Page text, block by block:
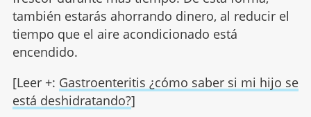
también estarás ahorrando dinero, al reducir el
tiempo que el aire acondicionado está
encendido.
[Leer +: Gastroenteritis ¿cómo saber si mi hijo se
está deshidratando?]